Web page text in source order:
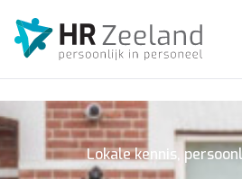
Lokale kennis,